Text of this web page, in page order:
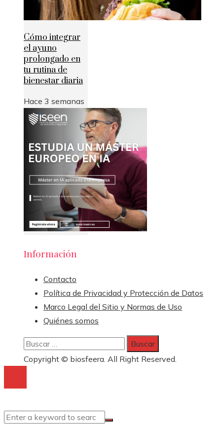
Cómo integrar
el ayuno
prolongado en
tu rutina de
bienestar diaria
Hace 3 semanas
Información
Contacto
Política de Privacidad y Protección de Datos
Marco Legal del Sitio y Normas de Uso
Quiénes somos
Buscar:
Copyright © biosfeera. All Right Reserved.